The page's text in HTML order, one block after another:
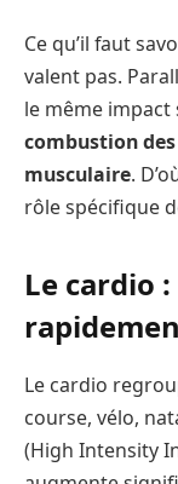
Ce qu’il faut
valent pas.
le même impact
combustion
musculaire.
rôle spécifique
Le cardio
Le cardio
course, vélo,
(High Intensity